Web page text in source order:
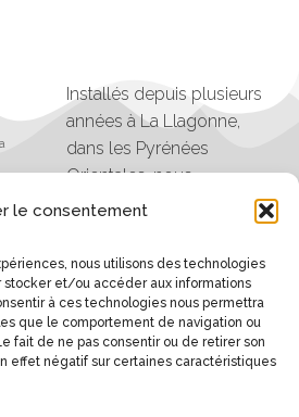
le consentement
nous utilisons des technologies
et/ou accéder aux informations
à ces technologies nous permettra
que le comportement de navigation ou
fait de ne pas consentir ou de retirer son
effet négatif sur certaines caractéristiques
Installés depuis plusieurs
années à La Llagonne,
dans les Pyrénées
Orientales, nous
organisons des balades,
cheval.
Les excursions vont
d'une heure à plusieurs
jours, et sont organisés
selon le niveau des